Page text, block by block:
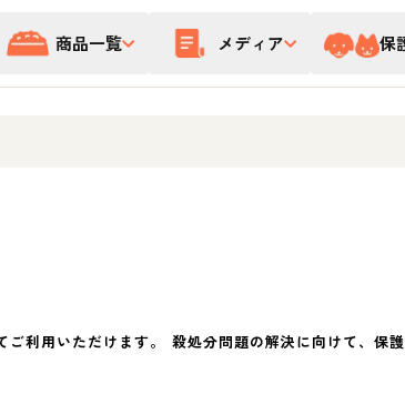
商品一覧 メディア 保
利用いただけます。 殺処分問題の解決に向けて、保